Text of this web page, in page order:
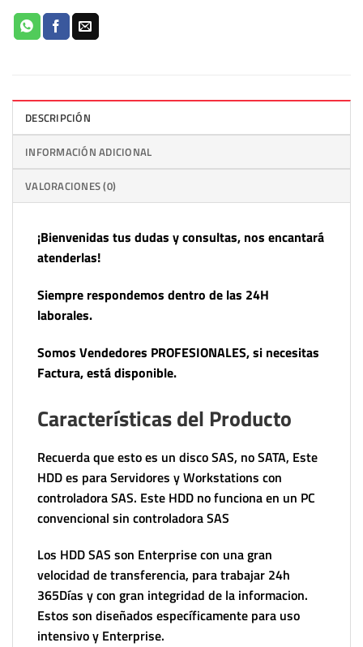
DESCRIPCIÓN
INFORMACIÓN ADICIONAL
VALORACIONES (0)
¡Bienvenidas tus dudas y consultas, nos encantará
atenderlas!
Siempre respondemos dentro de las 24H
laborales.
Somos Vendedores PROFESIONALES, si necesitas
Factura, está disponible.
Características del Producto
Recuerda que esto es un disco SAS, no SATA, Este
HDD es para Servidores y Workstations con
controladora SAS. Este HDD no funciona en un PC
convencional sin controladora SAS
Los HDD SAS son Enterprise con una gran
velocidad de transferencia, para trabajar 24h
365Días y con gran integridad de la informacion.
Estos son diseñados específicamente para uso
intensivo y Enterprise.